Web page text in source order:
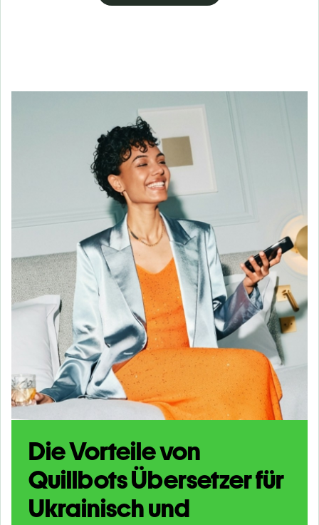
Die Vorteile von
Quillbots Übersetzer für
Ukrainisch und